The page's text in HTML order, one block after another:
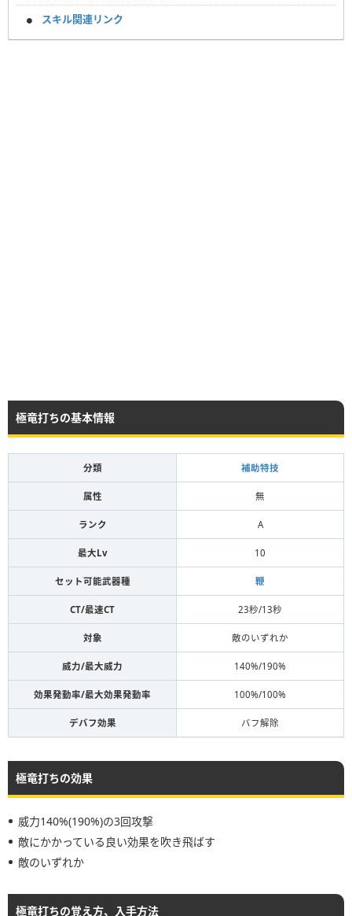
スキル関連リンク
極竜打ちの基本情報
分類 補助特技
属性 無
ランク A
最大Lv 10
セット可能武器種 鞭
CT/最速CT 23秒/13秒
対象 敵のいずれか
威力/最大威力 140%/190%
効果発動率/最大効果発動率 100%/100%
デバフ効果 バフ解除
極竜打ちの効果
威力140%(190%)の3回攻撃
敵にかかっている良い効果を吹き飛ばす
敵のいずれか
極竜打ちの覚え方、入手方法